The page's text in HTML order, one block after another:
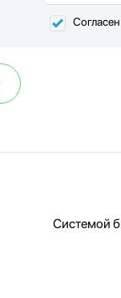
Системой